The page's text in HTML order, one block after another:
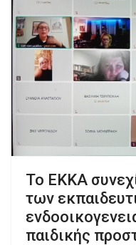
Το ΕΚΚΑ
των
παιδικής